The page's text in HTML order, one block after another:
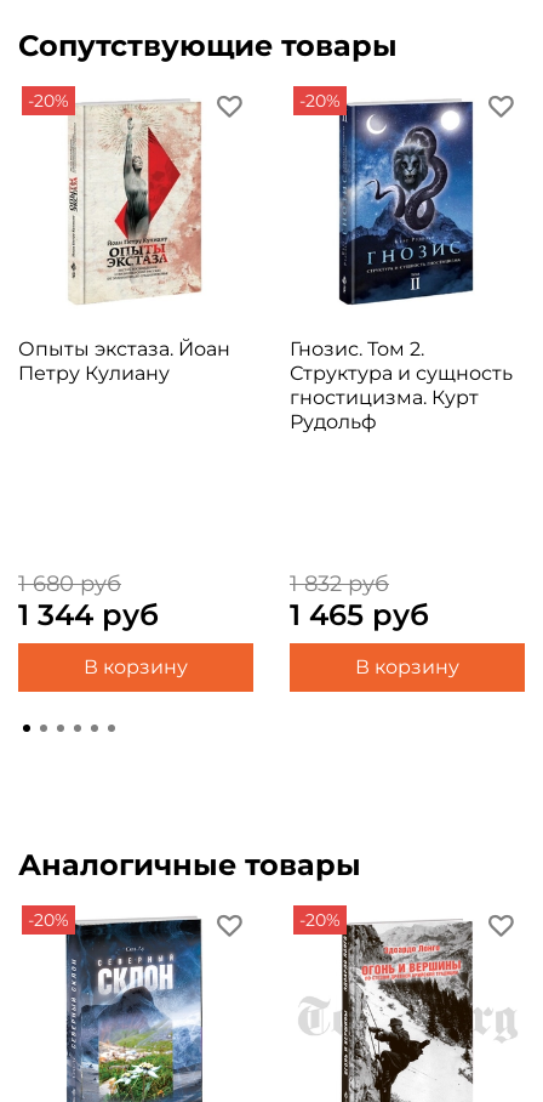
Сопутствующие товары
-20%
Опыты экстаза. Йоан
Петру Кулиану
1 680 руб
1 344 руб
В корзину
-20%
Гнозис. Том 2.
Структура и сущность
гностицизма. Курт
Рудольф
1 832 руб
1 465 руб
В корзину
Аналогичные товары
-20% -20%